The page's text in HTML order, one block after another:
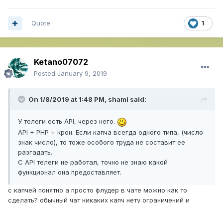
1
Quote
Ketano07072
Posted January 9, 2019
On 1/8/2019 at 1:48 PM, shami said:
У телеги есть API, через него.
API + PHP + крон. Если капча всегда одного типа, (число
знак число), то тоже особого труда не составит ее
разгадать.
С API телеги не работал, точно не знаю какой
функционал она предоставляет.
с капчей понятно а просто флудер в чате можно как то
сделать? обычный чат никаких капч нету ограничений и